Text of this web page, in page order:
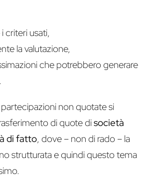
criteri usati,
la valutazione,
che potrebbero generare
non quotate si
di quote disocietà
di fatto, dove – non di rado – la
strutturata e quindi questo tema